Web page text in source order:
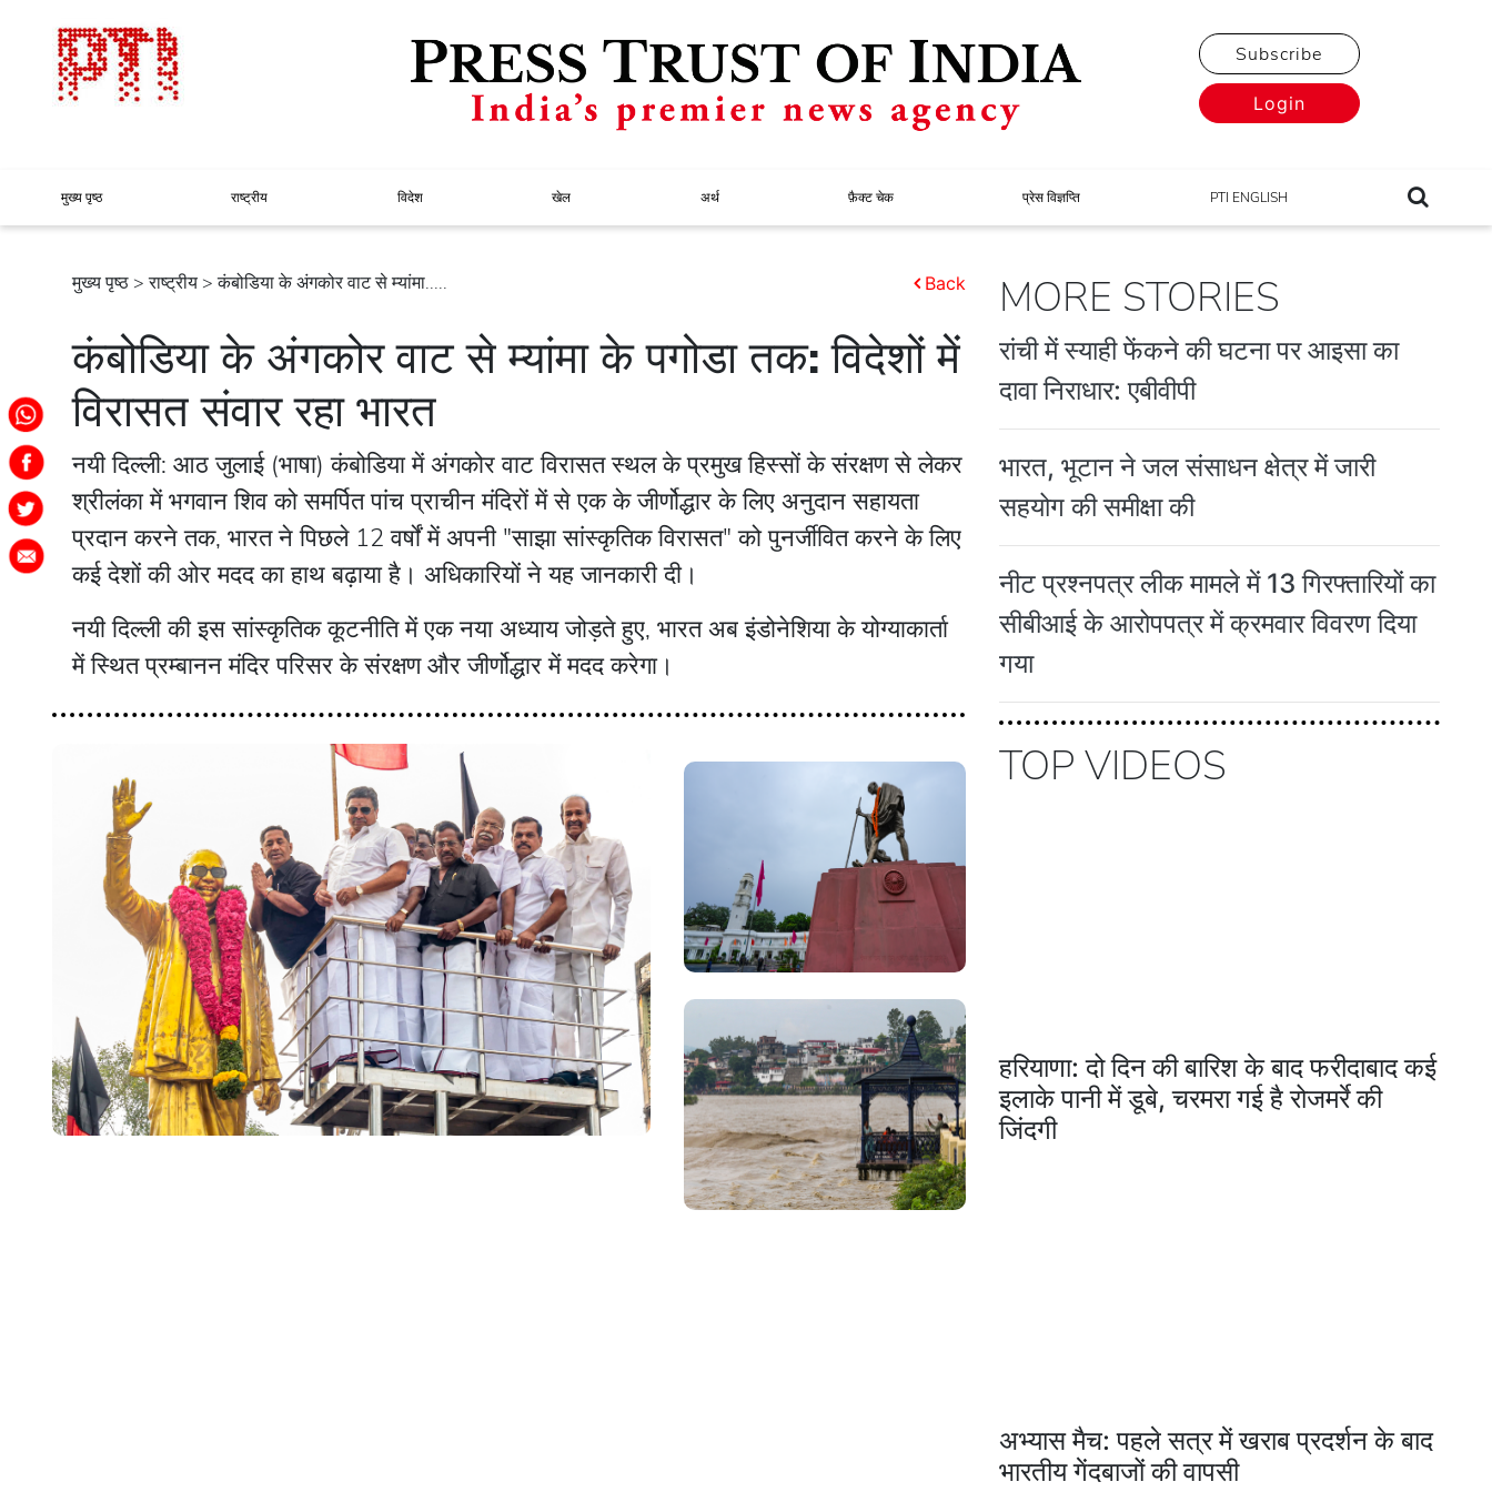
Subscribe
Login
मुख्य पृष्ठ राष्ट्रीय विदेश खेल अर्थ फ़ैक्ट चेक प्रेस विज्ञप्ति PTI ENGLISH
मुख्य पृष्ठ >राष्ट्रीय > कंबोडिया के अंगकोर वाट से म्यांमा..... Back
कंबोडिया के अंगकोर वाट से म्यांमा के पगोडा तक: विदेशों में
विरासत संवार रहा भारत
नयी दिल्ली: आठ जुलाई (भाषा) कंबोडिया में अंगकोर वाट विरासत स्थल के प्रमुख हिस्सों के संरक्षण से लेकर
श्रीलंका में भगवान शिव को समर्पित पांच प्राचीन मंदिरों में से एक के जीर्णोद्धार के लिए अनुदान सहायता
प्रदान करने तक, भारत ने पिछले 12 वर्षों में अपनी "साझा सांस्कृतिक विरासत" को पुनर्जीवित करने के लिए
कई देशों की ओर मदद का हाथ बढ़ाया है। अधिकारियों ने यह जानकारी दी।
नयी दिल्ली की इस सांस्कृतिक कूटनीति में एक नया अध्याय जोड़ते हुए, भारत अब इंडोनेशिया के योग्याकार्ता
में स्थित प्रम्बानन मंदिर परिसर के संरक्षण और जीर्णोद्धार में मदद करेगा।
MORE STORIES
रांची में स्याही फेंकने की घटना पर आइसा का
दावा निराधार: एबीवीपी
भारत, भूटान ने जल संसाधन क्षेत्र में जारी
सहयोग की समीक्षा की
नीट प्रश्नपत्र लीक मामले में 13 गिरफ्तारियों का
सीबीआई के आरोपपत्र में क्रमवार विवरण दिया
गया
TOP VIDEOS
हरियाणा: दो दिन की बारिश के बाद फरीदाबाद कई
इलाके पानी में डूबे, चरमरा गई है रोजमर्रे की
जिंदगी
अभ्यास मैच: पहले सत्र में खराब प्रदर्शन के बाद
भारतीय गेंदबाजों की वापसी